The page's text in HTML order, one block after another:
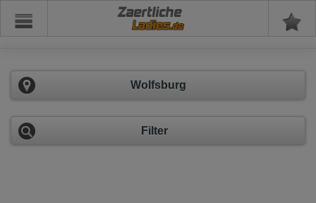
Zaertliche
Wolfsburg
Filter